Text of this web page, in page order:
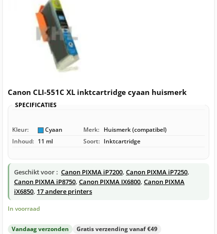
Canon CLI-551C XL inktcartridge cyaan huismerk
SPECIFICATIES
Kleur: Cyaan Merk: Huismerk (compatibel)
Inhoud: 11 ml Soort: Inktcartridge
Geschikt voor : Canon PIXMA iP7200, Canon PIXMA iP7250,
Canon PIXMA iP8750, Canon PIXMA IX6800, Canon PIXMA
iX6850, 17 andere printers
In voorraad
Vandaag verzonden Gratis verzending vanaf €49